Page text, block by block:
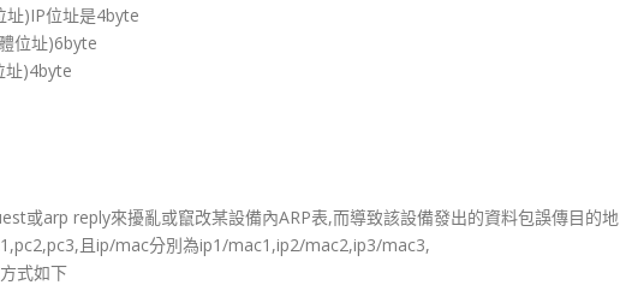
址)IP位址是4byte
位址)6byte
址)4byte
或arp reply來擾亂或竄改某設備內ARP表,而導致該設備發出的資料包誤傳目的地
且ip/mac分別為ip1/mac1,ip2/mac2,ip3/mac3,
式如下